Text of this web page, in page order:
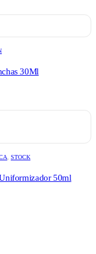
30Ml
STOCK
50ml